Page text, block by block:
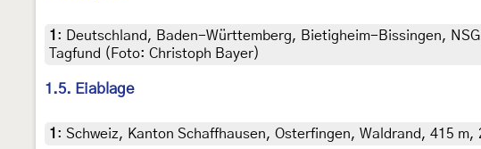
1 : Deutschland, Baden-Württemberg, Bietigheim-Bissingen,
Tagfund (Foto: Christoph Bayer)
1.5. Eiablage
1 : Schweiz, Kanton Schaffhausen, Osterfingen, Waldrand, 415